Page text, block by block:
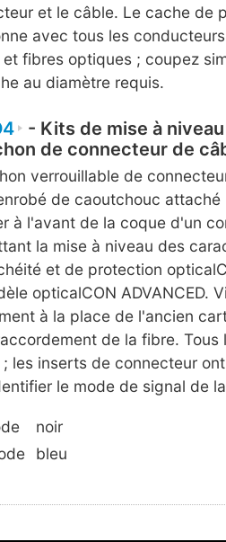
et le câble. Le cache de
avec tous les
et fibres optiques ; coupez
au diamètre requis.
- Kits de mise à
de connecteur de
verrouillable de
de caoutchouc attaché
à l'avant de la coque d'un
la mise à niveau des
et de protection
opticalCON ADVANCED.
à la place de l'ancien
de la fibre. Tous
les inserts de connecteur
le mode de signal de
noir
bleu